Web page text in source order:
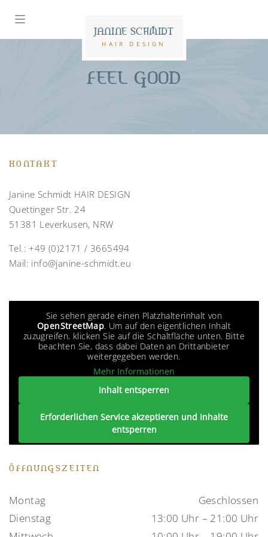
JANINE SCHMIDT
HAIR DESIGN
FEEL GOOD
KONTAKT
Janine Schmidt HAIR DESIGN
Quettinger Str. 24
51381 Leverkusen, NRW
Tel.:+49 (0)2171 / 3665494
Mail: info@janine-schmidt.eu
Sie sehen gerade einen Platzhalterinhalt von
OpenStreetMap. Um auf den eigentlichen Inhalt
zuzugreifen, klicken Sie auf die Schaltfläche unten. Bitte
beachten Sie, dass dabei Daten an Drittanbieter
weitergegeben werden.
Mehr Informationen
Inhalt entsperren
Erforderlichen Service akzeptieren und Inhalte
entsperren
ÖFFNUNGSZEITEN
Montag
Geschlossen
Dienstag
13:00 Uhr – 21:00 Uhr